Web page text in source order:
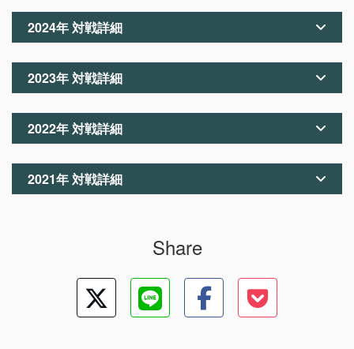
2024年 対戦詳細
2023年 対戦詳細
2022年 対戦詳細
2021年 対戦詳細
Share